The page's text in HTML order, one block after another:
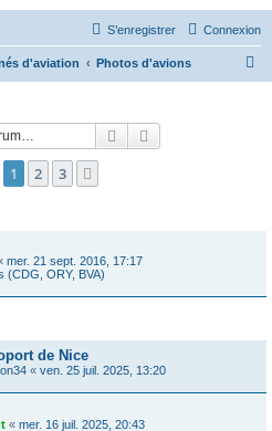
Connexion
S’enregistrer
d'aviation Photos d'avions
r
Rechercher
1 2 3
mer. 21 sept. 2016, 17:17
(CDG, ORY, BVA)
de Nice
« ven. 25 juil. 2025, 13:20
« mer. 16 juil. 2025, 20:43